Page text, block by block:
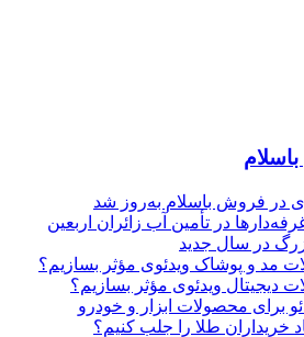
در فروش باسلام به‌روز شد
در تأمین آب زائران اربعین
مد و پوشاک ویدئوی مؤثر بسازیم؟
دیجیتال ویدئوی مؤثر بسازیم؟
برای محصولات ابزار و خودرو
خریداران طلا را جلب کنیم؟